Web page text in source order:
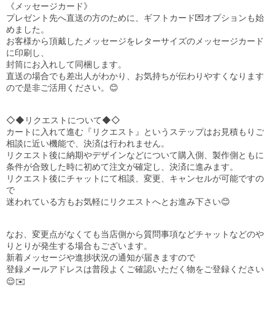
《メッセージカード》
プレゼント先へ直送の方のために、ギフトカード💌オプションも始
めました。
お客様から頂戴したメッセージをレターサイズのメッセージカード
に印刷し、
封筒にお入れして同梱します。
直送の場合でも差出人がわかり、お気持ちが伝わりやすくなります
ので是非ご活用ください。😊
◇◆リクエストについて◆◇
カートに入れて進む『リクエスト』というステップはお見積もりご
相談に近い機能で、決済は行われません。
リクエスト後に納期やデザインなどについて購入側、製作側ともに
条件が合致した時に初めて注文が確定し、決済に進みます。
リクエスト後にチャットにて相談、変更、キャンセルが可能ですの
で
迷われている方もお気軽にリクエストへとお進み下さい😊
なお、変更点がなくても当店側から質問事項などチャットなどのや
りとりが発生する場合もございます。
新着メッセージや進捗状況の通知が届きますので
登録メールアドレスは普段よくご確認いただく物をご登録ください